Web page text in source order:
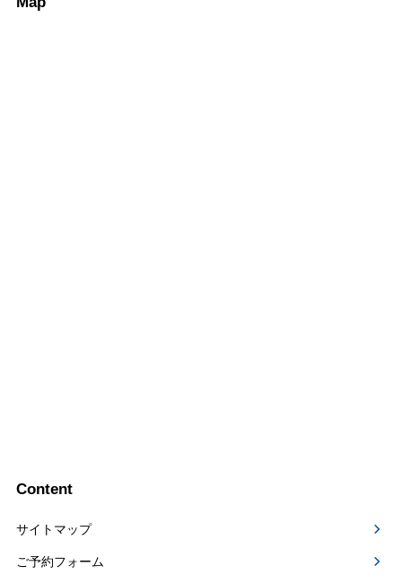
Content
サイトマップ
ご予約フォーム